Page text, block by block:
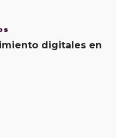
digitales en